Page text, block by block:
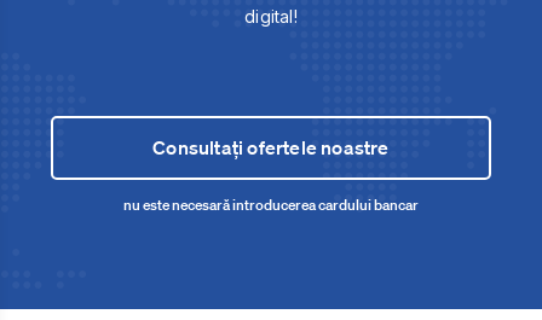
digital!
Consultați ofertele noastre
nu este necesară introducerea cardului bancar